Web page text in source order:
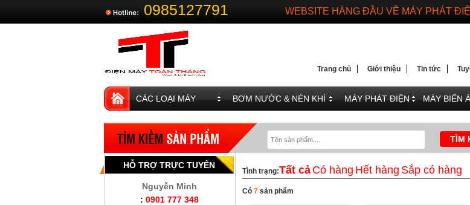
0985127791
WEBSITE HÀNG ĐẦU VỀ MÁY PHÁT
DIENMAYTOANTHANG.COM
Trang chủ Giới thiệu Tin tức
CÁC LOẠI MÁY BƠM NƯỚC & NÉN KHÍ MÁY PHÁT ĐIỆN MÁY BIẾN
Tình trạng:Tất cả Có hàng Hết hàng Sắp có hàng
Có 7 sản phẩm
HỖ TRỢ TRỰC TUYẾN
Nguyễn Minh
: 0901 777 348